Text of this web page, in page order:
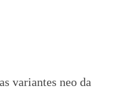
variantes neo da